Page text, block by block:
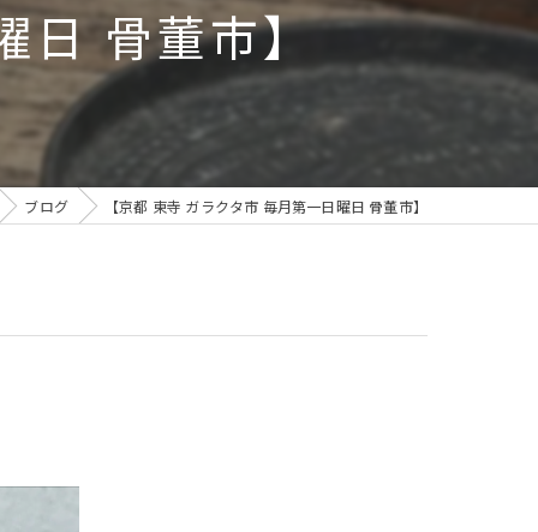
日 骨董市】
ブログ 【京都 東寺 ガラクタ市 毎月第一日曜日 骨董市】